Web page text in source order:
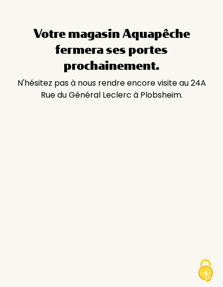
Votre magasin Aquapêche
fermera ses portes
prochainement.
N'hésitez pas à nous rendre encore visite au 24A
Rue du Général Leclerc à Plobsheim.